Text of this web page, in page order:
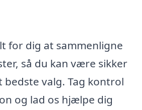
for dig at sammenligne
så du kan være sikker
valg. Tag kontrol
og lad os hjælpe dig